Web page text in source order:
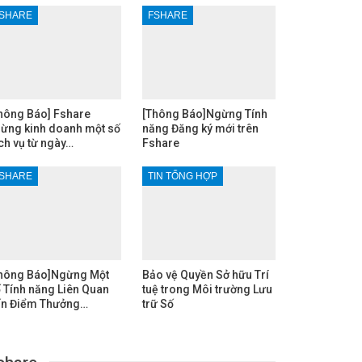
Báo] Fshare
kinh doanh một số
vụ từ ngày…
FSHARE
[Thông Báo]Ngừng Tính
năng Đăng ký mới trên
Fshare
Báo]Ngừng Một
Tính năng Liên Quan
Điểm Thưởng…
TIN TỔNG HỢP
Bảo vệ Quyền Sở hữu Trí
tuệ trong Môi trường Lưu
trữ Số